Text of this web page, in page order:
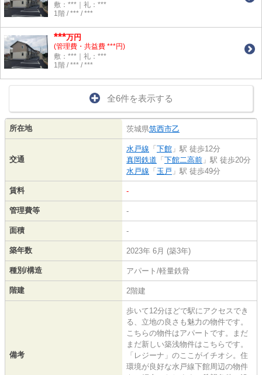
敷：***｜礼：***
1階 / *** / ***
***万円
(管理費・共益費 ***円)
敷：***｜礼：***
1階 / *** / ***
全6件を表示する
所在地 茨城県筑西市乙
交通
水戸線 「 下館 」駅 徒歩12分
真岡鉄道 「 下館二高前 」駅 徒歩20分
水戸線 「 玉戸 」駅 徒歩49分
賃料 -
管理費等 -
面積 -
築年数 2023年 6月 (築3年)
種別/構造 アパート/軽量鉄骨
階建 2階建
備考
歩いて12分ほどで駅にアクセスでき
る、立地の良さも魅力の物件です。
こちらの物件はアパートです。まだ
まだ新しい築浅物件はこちらです。
「レジーナ」のここがイチオシ。住
環境が良好な水戸線下館周辺の物件